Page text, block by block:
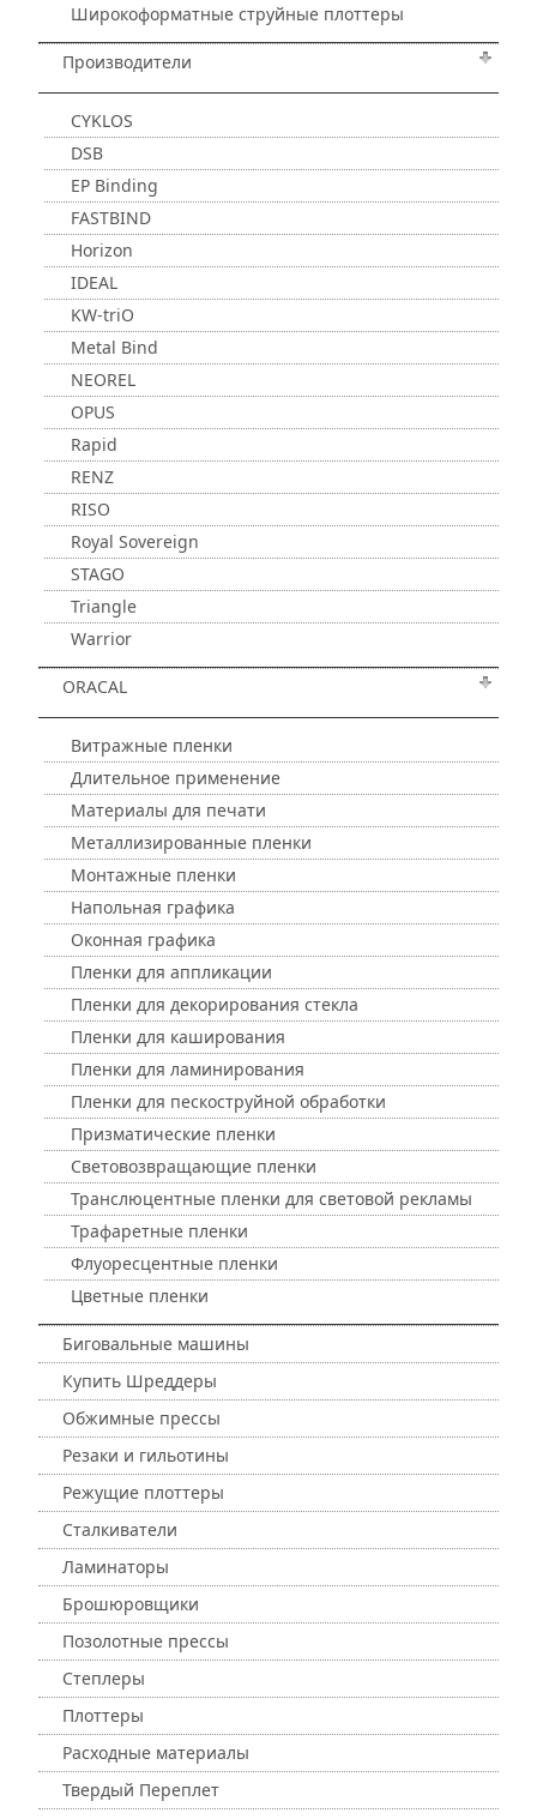
Широкоформатные струйные плоттеры
Производители
CYKLOS
DSB
EP Binding
FASTBIND
Horizon
IDEAL
KW-triO
Metal Bind
NEOREL
OPUS
Rapid
RENZ
RISO
Royal Sovereign
STAGO
Triangle
Warrior
ORACAL
Витражные пленки
Длительное применение
Материалы для печати
Металлизированные пленки
Монтажные пленки
Напольная графика
Оконная графика
Пленки для аппликации
Пленки для декорирования стекла
Пленки для каширования
Пленки для ламинирования
Пленки для пескоструйной обработки
Призматические пленки
Световозвращающие пленки
Транслюцентные пленки для световой рекламы
Трафаретные пленки
Флуоресцентные пленки
Цветные пленки
Биговальные машины
Купить Шреддеры
Обжимные прессы
Резаки и гильотины
Режущие плоттеры
Сталкиватели
Ламинаторы
Брошюровщики
Позолотные прессы
Степлеры
Плоттеры
Расходные материалы
Твердый Переплет